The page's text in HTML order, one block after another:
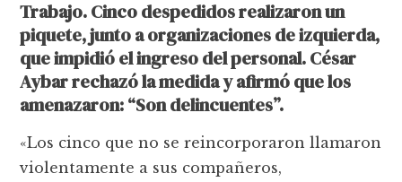
Trabajo. Cinco despedidos realizaron un
piquete, junto a organizaciones de izquierda,
que impidió el ingreso del personal. César
Aybar rechazó la medida y afirmó que los
amenazaron: “Son delincuentes”.
«Los cinco que no se reincorporaron llamaron
violentamente a sus compañeros,